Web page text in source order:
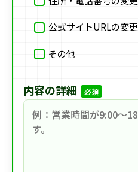
公式サイトURLの変更
その他
内容の詳細 必須